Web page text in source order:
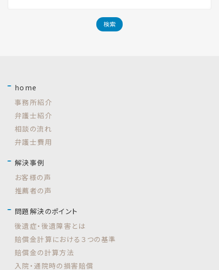
home
事務所紹介
弁護士紹介
相談の流れ
弁護士費用
解決事例
お客様の声
推薦者の声
問題解決のポイント
後遺症・後遺障害とは
賠償金計算における３つの基準
賠償金の計算方法
入院・通院時の損害賠償